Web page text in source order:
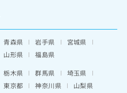
青森県 岩手県
宮城県
山形県
福島県
栃木県 群馬県
埼玉県
東京都 神奈川県
山梨県